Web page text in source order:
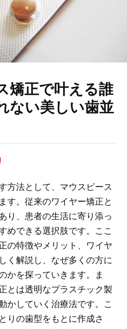
矯正で叶える誰
ない美しい歯並
方法として、マウスピース
す。従来のワイヤー矯正と
り、患者の生活に寄り添っ
めできる選択肢です。ここ
の特徴やメリット、ワイヤ
く解説し、なぜ多くの方に
かを探っていきます。ま
とは透明なプラスチック製
かしていく治療法です。こ
りの歯型をもとに作成さ